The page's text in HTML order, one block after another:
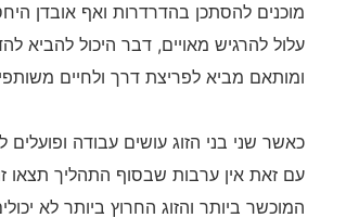
מוכנים להסתכן בהדרדרות ואף אובדן
עלול להרגיש מאויים, דבר היכול להביא
ומותאם מביא לפריצת דרך ולחיים
כאשר שני בני הזוג עושים עבודה
עם זאת אין ערבות שבסוף התהליך תצאו
המוכשר ביותר והזוג החרוץ ביותר לא